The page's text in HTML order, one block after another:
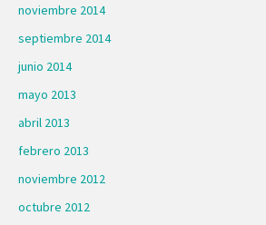
noviembre 2014
septiembre 2014
junio 2014
mayo 2013
abril 2013
febrero 2013
noviembre 2012
octubre 2012